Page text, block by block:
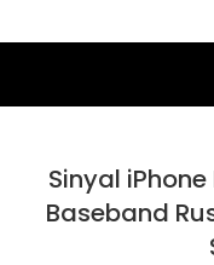
Sinyal
Baseband